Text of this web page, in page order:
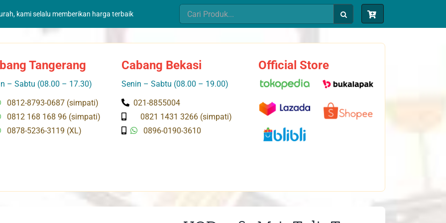
kami selalu memberikan harga terbaik
Search
for:
Tangerang
– Sabtu (08.00 – 17.30)
0812-8793-0687 (simpati)
0812 168 168 96 (simpati)
0878-5236-3119 (XL)
Cabang Bekasi
Senin – Sabtu (08.00 – 19.00)
021-8855004
0821 1431 3266 (simpati)
0896-0190-3610
Official Store